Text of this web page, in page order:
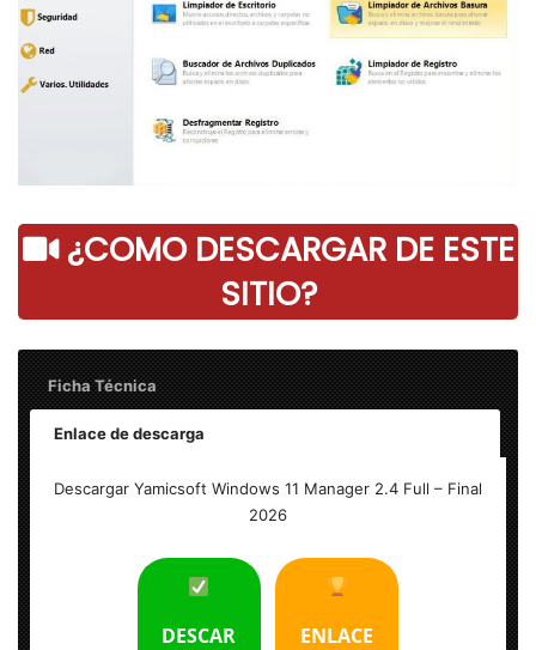
¿COMO DESCARGAR DE ESTE
SITIO?
Ficha Técnica
Enlace de descarga
Idioma: Multilenguaje (Español)
Sistema Operativo: Windows 11
Descargar Yamicsoft Windows 11 Manager 2.4 Full – Final
2026
DESCAR
ENLACE